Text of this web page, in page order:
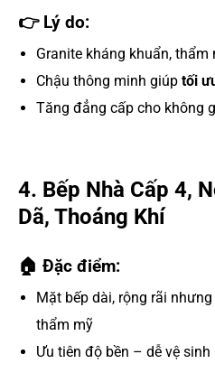
👉 Lý do:
Granite kháng khuẩn,
Chậu thông minh giúp tối
Tăng đẳng cấp cho không
4. Bếp Nhà Cấp 4,
Dã, Thoáng Khí
🏠 Đặc điểm:
Mặt bếp dài, rộng rãi
thẩm mỹ
Ưu tiên độ bền – dễ vệ